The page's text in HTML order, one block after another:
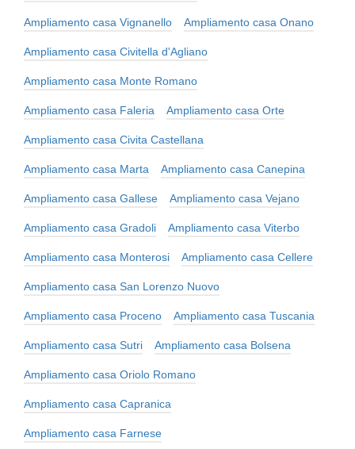
Ampliamento casa Vignanello Ampliamento casa Onano
Ampliamento casa Civitella d'Agliano
Ampliamento casa Monte Romano
Ampliamento casa Faleria Ampliamento casa Orte
Ampliamento casa Civita Castellana
Ampliamento casa Marta Ampliamento casa Canepina
Ampliamento casa Gallese Ampliamento casa Vejano
Ampliamento casa Gradoli Ampliamento casa Viterbo
Ampliamento casa Monterosi Ampliamento casa Cellere
Ampliamento casa San Lorenzo Nuovo
Ampliamento casa Proceno Ampliamento casa Tuscania
Ampliamento casa Sutri Ampliamento casa Bolsena
Ampliamento casa Oriolo Romano
Ampliamento casa Capranica
Ampliamento casa Farnese